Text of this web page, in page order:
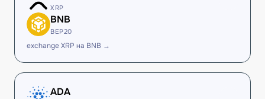
XRP
BNB
BEP20
exchange XRP на BNB →
ADA